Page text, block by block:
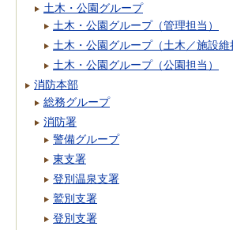
土木・公園グループ
土木・公園グループ（管理担当）
土木・公園グループ（土木／施設維
土木・公園グループ（公園担当）
消防本部
総務グループ
消防署
警備グループ
東支署
登別温泉支署
鷲別支署
登別支署